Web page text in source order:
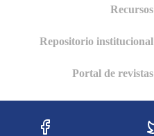
Recursos
Repositorio institucional
Portal de revistas